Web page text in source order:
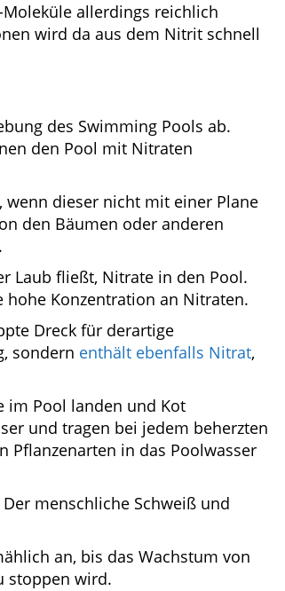
allerdings reichlich
wird da aus dem Nitrit schnell
des Swimming Pools ab.
den Pool mit Nitraten
wenn dieser nicht mit einer Plane
den Bäumen oder anderen
Laub fließt, Nitrate in den Pool.
Konzentration an Nitraten.
Dreck für derartige
sondern enthält ebenfalls Nitrat,
im Pool landen und Kot
und tragen bei jedem beherzten
Pflanzenarten in das Poolwasser
menschliche Schweiß und
an, bis das Wachstum von
stoppen wird.